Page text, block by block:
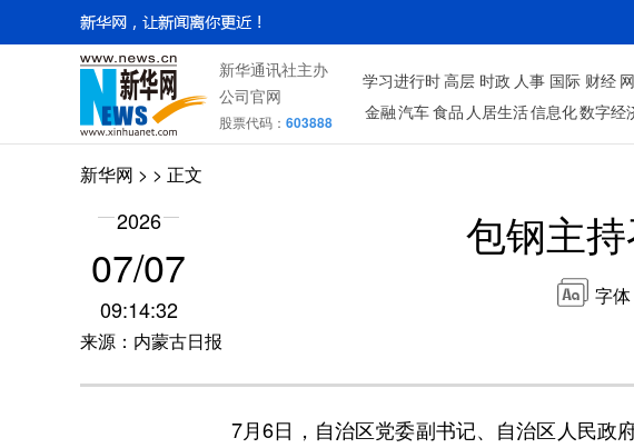
新华通讯社主办
公司官网
股票代码： 603888
学习进行时高层 时政 人事 国际 财经
金融汽车食品 人居生活信息化数字经
新华网 > > 正文
2026
07/07
09:14:32
来源：内蒙古日报
包钢主
字体
7月6日，自治区党委副书记、自治区人民政